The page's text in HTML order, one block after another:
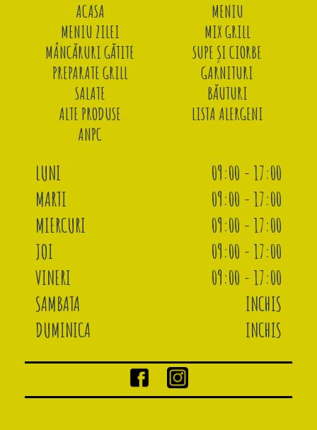
ACASA
MENIU
MENIU ZILEI
MIX GRILL
MÂNCĂRURI GĂTITE
SUPE ȘI CIORBE
PREPARATE GRILL
GARNITURI
SALATE
BĂUTURI
ALTE PRODUSE
LISTA ALERGENI
ANPC
LUNI
09:00 - 17:00
MARTI
09:00 - 17:00
MIERCURI
09:00 - 17:00
JOI
09:00 - 17:00
VINERI
09:00 - 17:00
SAMBATA
INCHIS
DUMINICA
INCHIS